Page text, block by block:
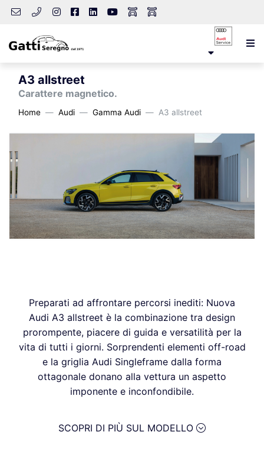
A3 allstreet
Carattere magnetico.
Home Audi Gamma Audi A3 allstreet
Preparati ad affrontare percorsi inediti: Nuova
Audi A3 allstreet è la combinazione tra design
prorompente, piacere di guida e versatilità per la
vita di tutti i giorni. Sorprendenti elementi off-road
e la griglia Audi Singleframe dalla forma
ottagonale donano alla vettura un aspetto
imponente e inconfondibile.
SCOPRI DI PIÙ SUL MODELLO